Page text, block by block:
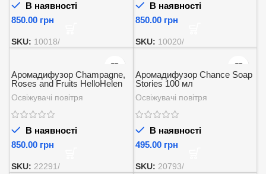
В наявності
грн
SKU: 10018/
В наявності
грн
SKU: 10020/
Аромадифузор Champagne,
Roses and Fruits HelloHelen
100 мл.
Освіжувачі повітря
В наявності
грн
SKU: 22291/
Аромадифузор Chance Soap
Stories 100 мл
Освіжувачі повітря
В наявності
грн
SKU: 20793/